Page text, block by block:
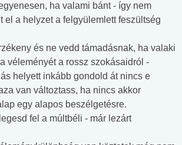
ha valami bánt - így nem
el a helyzet a felgyülemlett feszültség
és ne vedd támadásnak, ha valaki
véleményét a rossz szokásaidról -
helyett inkább gondold át nincs e
van változtass, ha nincs akkor
egy alapos beszélgetésre.
fel a múltbéli - már lezárt